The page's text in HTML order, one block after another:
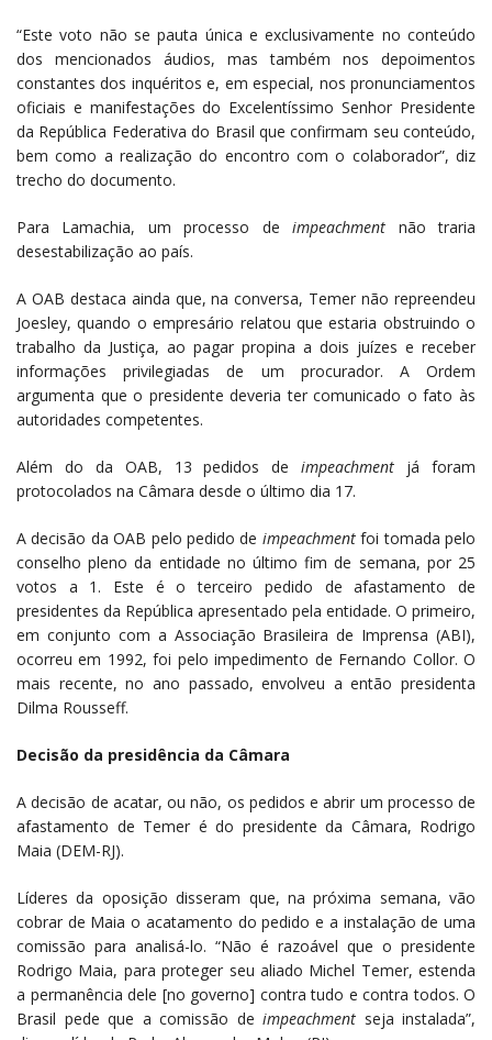
“Este voto não se pauta única e exclusivamente no conteúdo
dos mencionados áudios, mas também nos depoimentos
constantes dos inquéritos e, em especial, nos pronunciamentos
oficiais e manifestações do Excelentíssimo Senhor Presidente
da República Federativa do Brasil que confirmam seu conteúdo,
bem como a realização do encontro com o colaborador”, diz
trecho do documento.
Para Lamachia, um processo deimpeachment não traria
desestabilização ao país.
A OAB destaca ainda que, na conversa, Temer não repreendeu
Joesley, quando o empresário relatou que estaria obstruindo o
trabalho da Justiça, ao pagar propina a dois juízes e receber
informações privilegiadas de um procurador. A Ordem
argumenta que o presidente deveria ter comunicado o fato às
autoridades competentes.
Além do da OAB, 13 pedidos deimpeachment já foram
protocolados na Câmara desde o último dia 17.
A decisão da OAB pelo pedido de impeachmentfoi tomada pelo
conselho pleno da entidade no último fim de semana, por 25
votos a 1. Este é o terceiro pedido de afastamento de
presidentes da República apresentado pela entidade. O primeiro,
em conjunto com a Associação Brasileira de Imprensa (ABI),
ocorreu em 1992, foi pelo impedimento de Fernando Collor. O
mais recente, no ano passado, envolveu a então presidenta
Dilma Rousseff.
Decisão da presidência da Câmara
A decisão de acatar, ou não, os pedidos e abrir um processo de
afastamento de Temer é do presidente da Câmara, Rodrigo
Maia (DEM-RJ).
Líderes da oposição disseram que, na próxima semana, vão
cobrar de Maia o acatamento do pedido e a instalação de uma
comissão para analisá-lo. “Não é razoável que o presidente
Rodrigo Maia, para proteger seu aliado Michel Temer, estenda
a permanência dele [no governo] contra tudo e contra todos. O
Brasil pede que a comissão de impeachment seja instalada”,